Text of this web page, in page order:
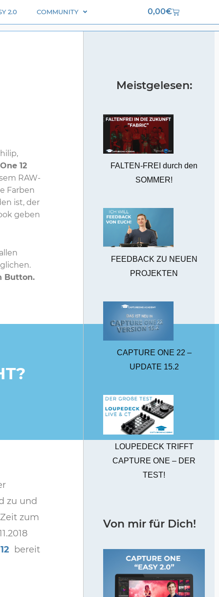
2.0 COMMUNITY 0,00€Warenkorb
12
RAW-
Farben
ist, der
geben
Button.
zu und
zum
bereit
Meistgelesen:
FALTEN-FREI durch den
SOMMER!
FEEDBACK ZU NEUEN
PROJEKTEN
CAPTURE ONE 22 –
UPDATE 15.2
LOUPEDECK TRIFFT
CAPTURE ONE – DER
TEST!
Von mir für Dich!